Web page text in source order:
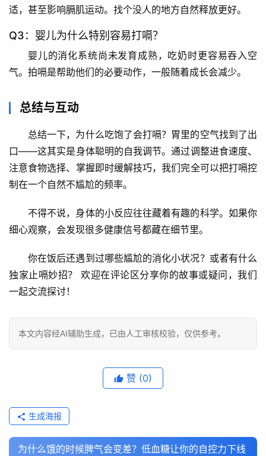
适，甚至影响膈肌运动。找个没人的地方自然释放更好。
Q3：婴儿为什么特别容易打嗝？
婴儿的消化系统尚未发育成熟，吃奶时更容易吞入空
气。拍嗝是帮助他们的必要动作，一般随着成长会减少。
总结与互动
总结一下， 为什么吃饱了会打嗝？胃里的空气找到了出
口——这其实是身体聪明的自我调节。通过调整进食速度、
注意食物选择、掌握即时缓解技巧，我们完全可以把打嗝控
制在一个自然不尴尬的频率。
不得不说，身体的小反应往往藏着有趣的科学。如果你
细心观察，会发现很多健康信号都藏在细节里。
你在饭后还遇到过哪些尴尬的消化小状况？或者有什么
独家止嗝妙招？
欢迎在评论区分享你的故事或疑问，我们
一起交流探讨！
本文内容经AI辅助生成，已由人工审核校验，仅供参考。
赞 (0)
生成海报
为什么饿的时候脾气会变差？低血糖让你的自控力下线